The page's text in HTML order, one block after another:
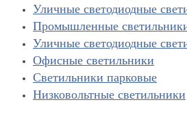
Уличные светодиодные
Промышленные
Уличные светодиодные
Офисные светильники
Светильники парковые
Низковольтные светильники